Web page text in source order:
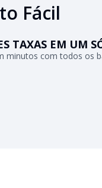
Fácil
TAXAS EM UM
minutos com todos os